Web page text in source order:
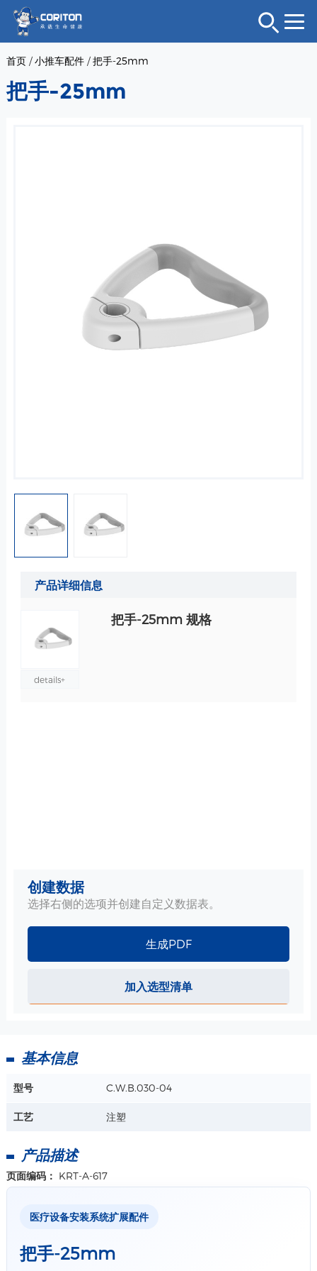
首页/小推车配件/把手-25mm
把手-25mm
产品详细信息
details+
把手-25mm 规格
创建数据
选择右侧的选项并创建自定义数据表。
生成PDF
加入选型清单
基本信息
型号 C.W.B.030-04
工艺 注塑
产品描述
页面编码： KRT-A-617
医疗设备安装系统扩展配件
把手-25mm